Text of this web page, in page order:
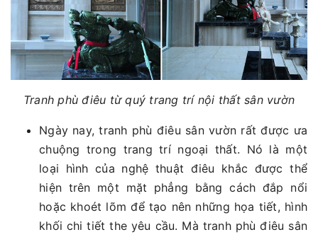
Tranh phù điêu từ quý trang trí nội thất sân vườn
Ngày nay, tranh phù điêu sân vườn rất được ưa
chuộng trong trang trí ngoại thất. Nó là một
loại hình của nghệ thuật điêu khắc được thể
hiện trên một mặt phẳng bằng cách đắp nổi
hoặc khoét lõm để tạo nên những họa tiết, hình
khối chi tiết the yêu cầu. Mà tranh phù điêu sân